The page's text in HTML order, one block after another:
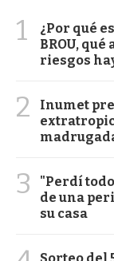
1
¿Por qué
BROU,
riesgos
2
Inumet
3
"Perdí
de una
su casa
Sorteo del